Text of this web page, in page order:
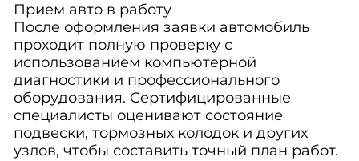
Прием авто в работу
После оформления заявки автомобиль
проходит полную проверку с
использованием компьютерной
диагностики и профессионального
оборудования. Сертифицированные
специалисты оценивают состояние
подвески, тормозных колодок и других
узлов, чтобы составить точный план работ.